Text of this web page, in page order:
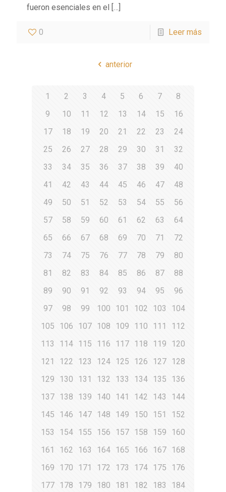
fueron esenciales en el […]
0 Leer más
anterior
1 2 3 4 5 6 7
8
9
10 11 12 13 14 15
16
17
18 19 20 21 22 23
24
25
26 27 28 29 30 31
32
33
34 35 36 37 38 39
40
41
42 43 44 45 46 47
48
49
50 51 52 53 54 55
56
57
58 59 60 61 62 63
64
65
66 67 68 69 70 71
72
73
74 75 76 77 78 79
80
81
82 83 84 85 86 87
88
89
90 91 92 93 94 95
96
97
98 99 100 101 102 103
104
105
106 107 108 109 110 111
112
113
114 115 116 117 118 119
120
121
122 123 124 125 126 127 128
129
130 131 132 133 134 135
136
137 138 139 140 141 142 143
144
145
146 147 148 149 150 151
152
153
154 155 156 157 158 159
160
161
162 163 164 165 166 167 168
169
170 171 172 173 174 175
176
177 178 179 180 181 182 183
184